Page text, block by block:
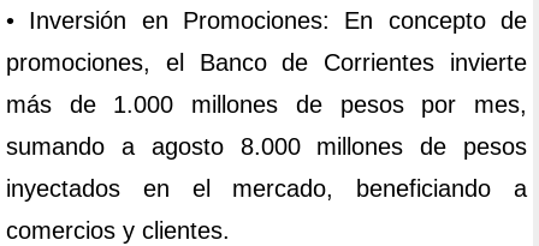
• Inversión en Promociones: En concepto de
promociones, el Banco de Corrientes invierte
más de 1.000 millones de pesos por mes,
sumando a agosto 8.000 millones de pesos
inyectados en el mercado, beneficiando a
comercios y clientes.